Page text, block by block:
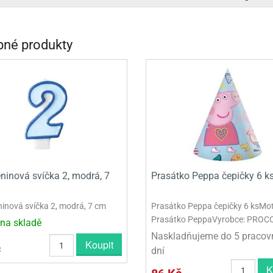
BOB
WARS
PAW PATROL
produkty
svíčka 2, modrá, 7
svíčka 2, modrá, 7 cm
skladě
Koupit
Prasátko Peppa čepičky 6
Prasátko Peppa čepičky 6
Prasátko PeppaVyrobce:
Naskladňujeme do 5
dní